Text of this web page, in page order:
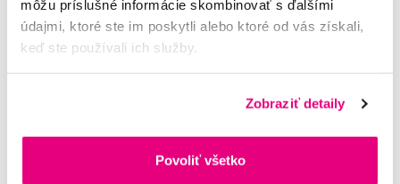
môžu príslušné informácie skombinovať s ďalšími
údajmi, ktoré ste im poskytli alebo ktoré od vás získali,
keď ste používali ich služby.
Zobraziť detaily
Povoliť všetko